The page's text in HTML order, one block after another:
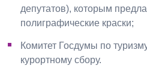
депутатов), которым
полиграфические краски;
Комитет Госдумы по
курортному сбору.